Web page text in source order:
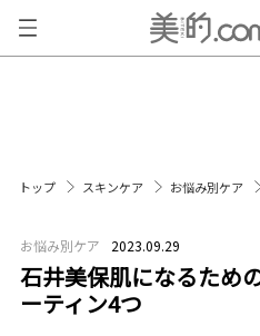
トップ スキンケア お悩み別ケア
お悩み別ケア 2023.09.29
石井美保肌になるため
ーティン4つ